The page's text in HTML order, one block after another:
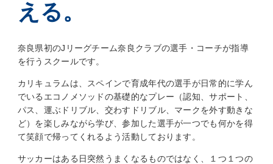
える。
奈良県初のJリーグチーム奈良クラブの選手・コーチが指導
を行うスクールです。
カリキュラムは、スペインで育成年代の選手が日常的に学ん
でいるエコノメソッドの基礎的なプレー（認知、サポート、
パス、運ぶドリブル、交わすドリブル、マークを外す動きな
ど）を楽しみながら学び、参加した選手が一つでも何かを得
て笑顔で帰ってくれるよう活動しております。
サッカーはある日突然うまくなるものではなく、１つ１つの